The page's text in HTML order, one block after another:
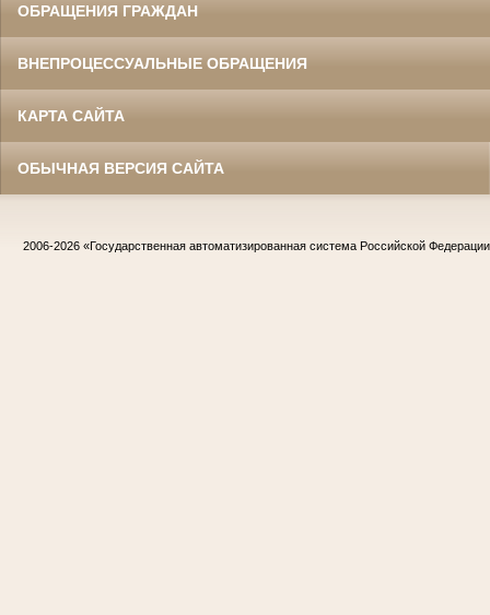
ОБРАЩЕНИЯ ГРАЖДАН
ВНЕПРОЦЕССУАЛЬНЫЕ ОБРАЩЕНИЯ
КАРТА САЙТА
ОБЫЧНАЯ ВЕРСИЯ САЙТА
2006-2026 «Государственная автоматизированная система Российской